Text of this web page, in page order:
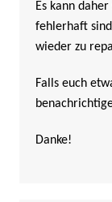
Es kann
fehlerhaft
wieder zu
Falls euch
Danke!